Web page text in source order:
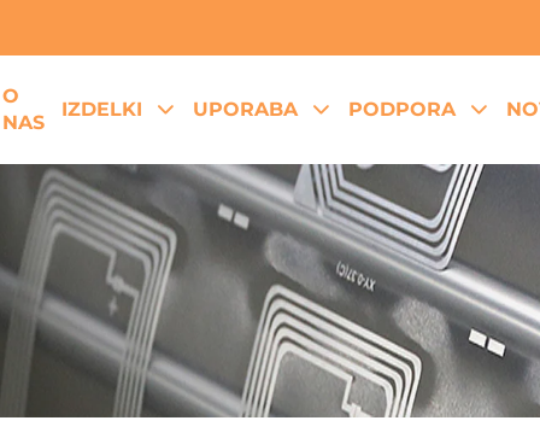
O
NAS
IZDELKI UPORABA PODPORA